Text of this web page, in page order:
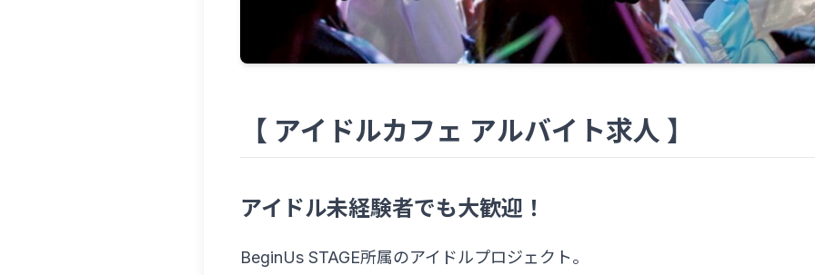
【 アイドルカフェ アルバイト求人 】
アイドル未経験者でも大歓迎！
BeginUs STAGE所属のアイドルプロジェクト。